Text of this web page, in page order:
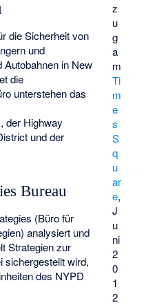
z
u
g
a
m
Ti
m
e
s
S
q
u
ar
e,
J
u
ni
2
0
1
2
die Sicherheit von
und
Autobahnen in New
die
unterstehen das
der Highway
und der
Bureau
(Büro für
analysiert und
Strategien zur
sichergestellt wird,
des NYPD